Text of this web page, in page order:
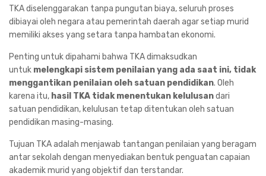
TKA diselenggarakan tanpa pungutan biaya, seluruh proses
dibiayai oleh negara atau pemerintah daerah agar setiap murid
memiliki akses yang setara tanpa hambatan ekonomi.
Penting untuk dipahami bahwa TKA dimaksudkan
untuk melengkapi sistem penilaian yang ada saat ini, tidak
menggantikan penilaian oleh satuan pendidikan. Oleh
karena itu, hasil TKA tidak menentukan kelulusandari
satuan pendidikan, kelulusan tetap ditentukan oleh satuan
pendidikan masing-masing.
Tujuan TKA adalah menjawab tantangan penilaian yang beragam
antar sekolah dengan menyediakan bentuk penguatan capaian
akademik murid yang objektif dan terstandar.